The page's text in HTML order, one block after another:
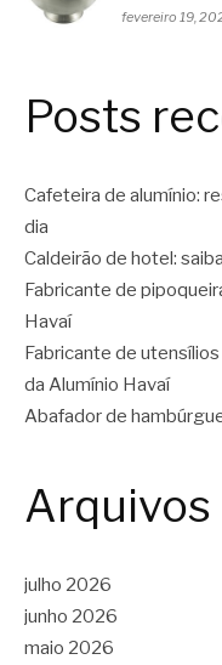
fevereiro 19,
Posts
Cafeteira de alumínio:
dia
Caldeirão de hotel:
Fabricante de
Havaí
Fabricante de
da Alumínio Havaí
Abafador de
Arquivos
julho 2026
junho 2026
maio 2026